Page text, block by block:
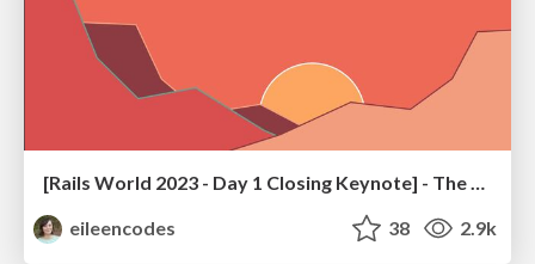
[Rails World 2023 - Day 1 Closing Keynote] - The Magic of Rails
eileencodes
38 2.9k